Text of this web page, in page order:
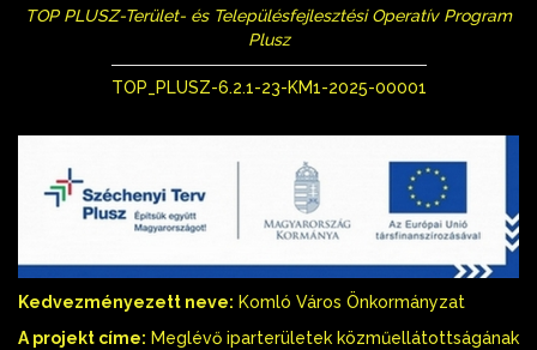
TOP PLUSZ-Terület- és Településfejlesztési Operatív Program
Plusz
TOP_PLUSZ-6.2.1-23-KM1-2025-00001
Kedvezményezett neve: Komló Város Önkormányzat
A projekt címe: Meglévő iparterületek közműellátottságának